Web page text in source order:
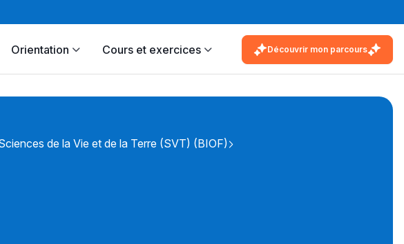
Orientation Cours et exercices Découvrir mon parcours
de la Vie et de la Terre (SVT) (BIOF)